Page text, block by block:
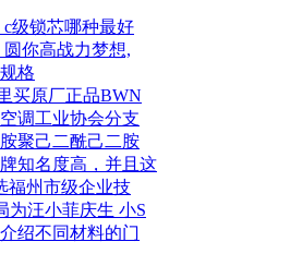
级锁芯哪种最好
你高战力梦想,
格
买原厂正品BWN
调工业协会分支
聚己二酰己二胺
知名度高，并且这
福州市级企业技
为汪小菲庆生 小S
绍不同材料的门